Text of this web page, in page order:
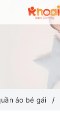
áo bé gái